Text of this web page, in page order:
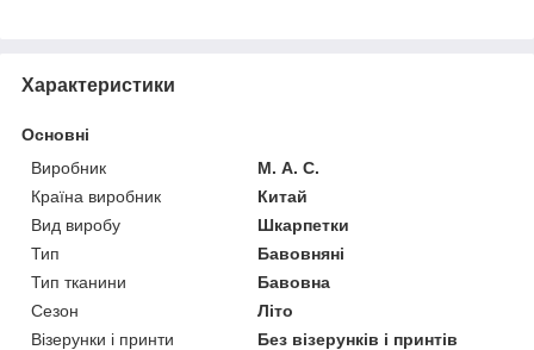
Характеристики
Основні
Виробник
М. А. С.
Країна виробник
Китай
Вид виробу
Шкарпетки
Тип
Бавовняні
Тип тканини
Бавовна
Сезон
Літо
Візерунки і принти
Без візерунків і принтів